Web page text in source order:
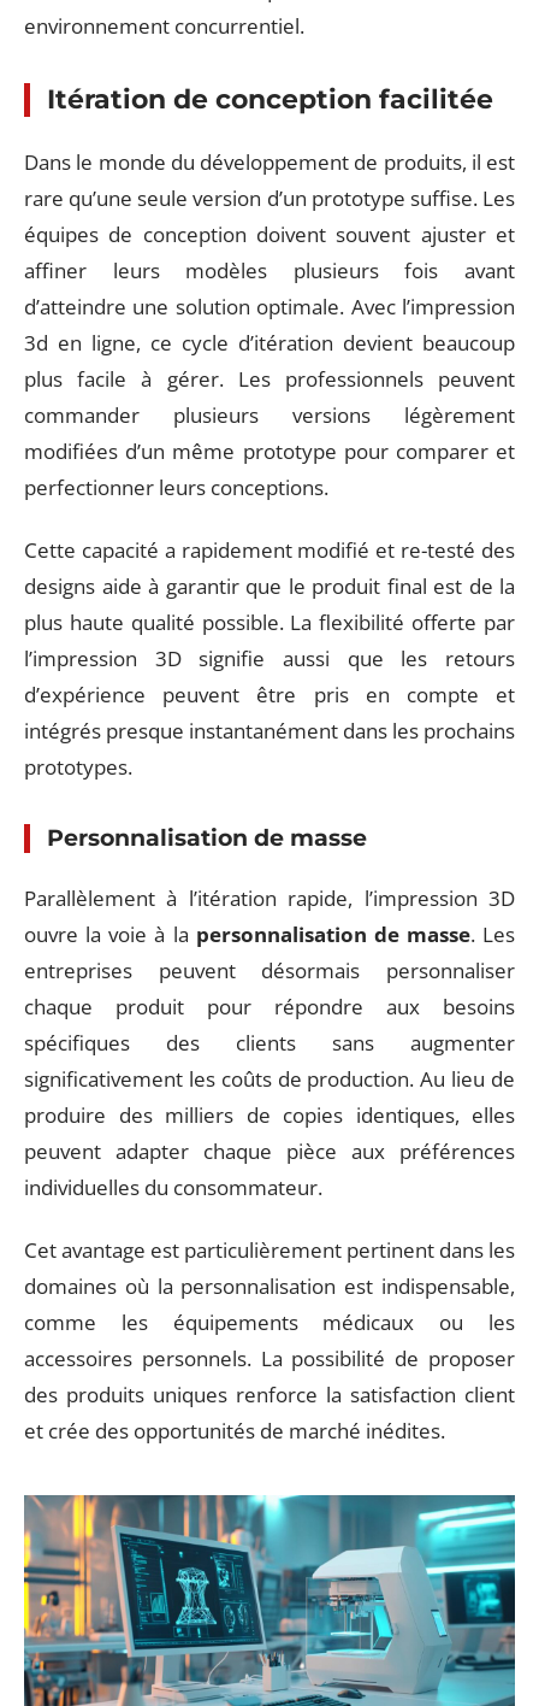
environnement concurrentiel.
Itération de conception facilitée
Dans le monde du développement de produits, il est
rare qu’une seule version d’un prototype suffise. Les
équipes de conception doivent souvent ajuster et
affiner leurs modèles plusieurs fois avant
d’atteindre une solution optimale. Avec l’impression
3d en ligne, ce cycle d’itération devient beaucoup
plus facile à gérer. Les professionnels peuvent
commander plusieurs versions légèrement
modifiées d’un même prototype pour comparer et
perfectionner leurs conceptions.
Cette capacité a rapidement modifié et re-testé des
designs aide à garantir que le produit final est de la
plus haute qualité possible. La flexibilité offerte par
l’impression 3D signifie aussi que les retours
d’expérience peuvent être pris en compte et
intégrés presque instantanément dans les prochains
prototypes.
Personnalisation de masse
Parallèlement à l’itération rapide, l’impression 3D
ouvre la voie à la personnalisation de masse. Les
entreprises peuvent désormais personnaliser
chaque produit pour répondre aux besoins
spécifiques des clients sans augmenter
significativement les coûts de production. Au lieu de
produire des milliers de copies identiques, elles
peuvent adapter chaque pièce aux préférences
individuelles du consommateur.
Cet avantage est particulièrement pertinent dans les
domaines où la personnalisation est indispensable,
comme les équipements médicaux ou les
accessoires personnels. La possibilité de proposer
des produits uniques renforce la satisfaction client
et crée des opportunités de marché inédites.